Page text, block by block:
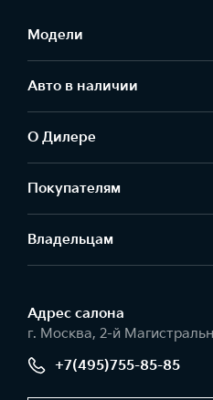
Модели
Авто в наличии
О Дилере
Покупателям
Владельцам
Адрес салонa
г. Москва, 2-й
+7(495)755-85-85